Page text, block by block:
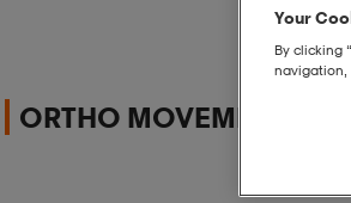
ORTHO MOVEMENT
Your
By clicking
navigation,